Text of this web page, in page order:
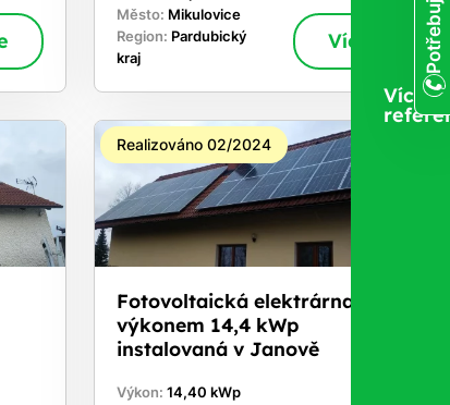
Město: Mikulovice
Region: Pardubický
kraj
Více
Realizováno 02/2024
Fotovoltaická elektrárna s
výkonem 14,4 kWp
instalovaná v Janově
Výkon: 14,40 kWp
Více